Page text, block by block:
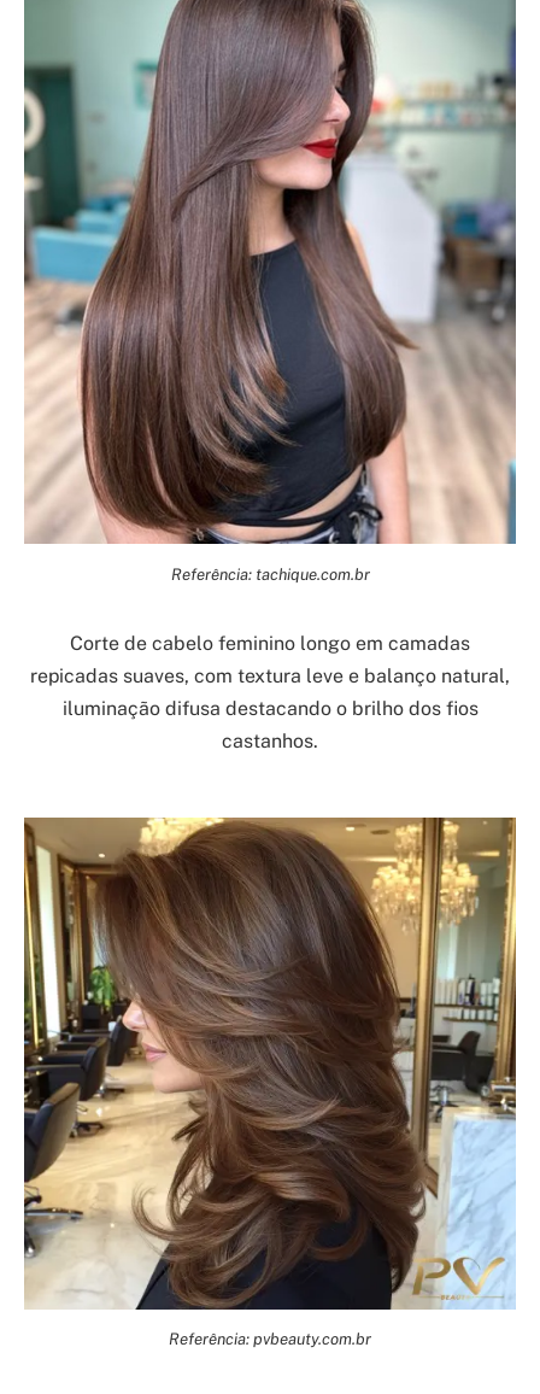
Referência: tachique.com.br
Corte de cabelo feminino longo em camadas
repicadas suaves, com textura leve e balanço natural,
iluminação difusa destacando o brilho dos fios
castanhos.
Referência: pvbeauty.com.br